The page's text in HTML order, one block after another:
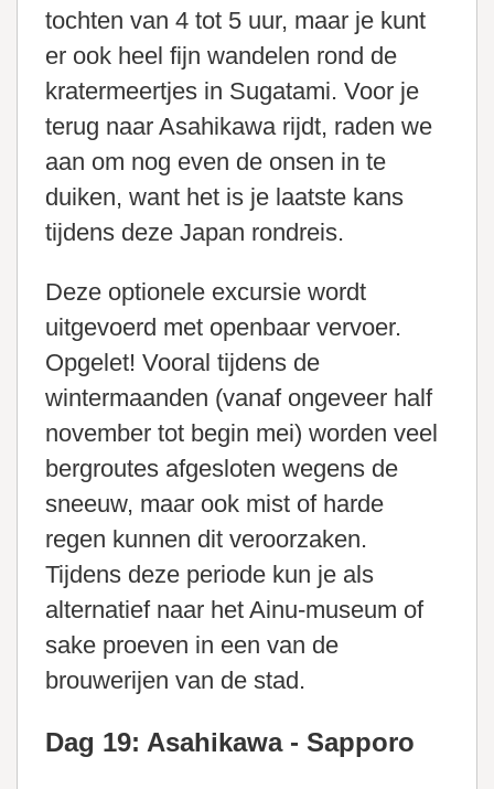
tochten van 4 tot 5 uur, maar je kunt
er ook heel fijn wandelen rond de
kratermeertjes in Sugatami. Voor je
terug naar Asahikawa rijdt, raden we
aan om nog even de onsen in te
duiken, want het is je laatste kans
tijdens deze Japan rondreis.
Deze optionele excursie wordt
uitgevoerd met openbaar vervoer.
Opgelet! Vooral tijdens de
wintermaanden (vanaf ongeveer half
november tot begin mei) worden veel
bergroutes afgesloten wegens de
sneeuw, maar ook mist of harde
regen kunnen dit veroorzaken.
Tijdens deze periode kun je als
alternatief naar het Ainu-museum of
sake proeven in een van de
brouwerijen van de stad.
Dag 19: Asahikawa - Sapporo